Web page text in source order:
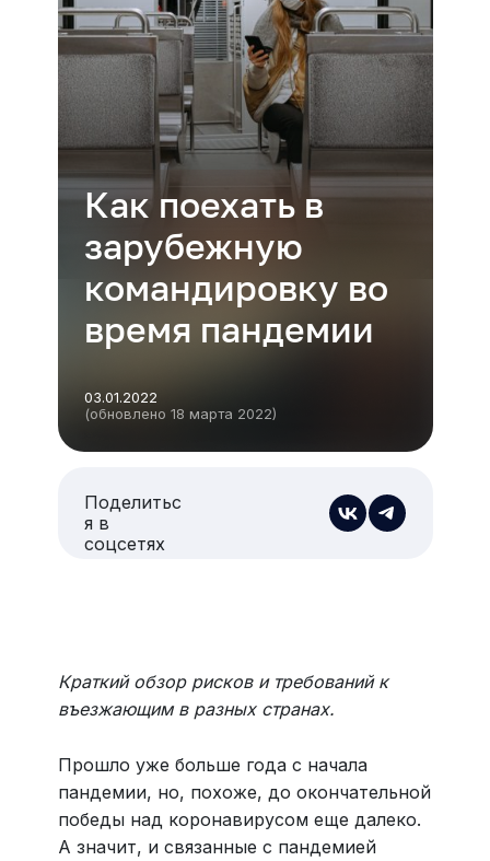
Как поехать в
зарубежную
командировку во
время пандемии
03.01.2022
(обновлено 18 марта 2022)
Поделитьс
я в
соцсетях
Краткий обзор рисков и требований к
въезжающим в разных странах.
Прошло уже больше года с начала
пандемии, но, похоже, до окончательной
победы над коронавирусом еще далеко.
А значит, и связанные с пандемией